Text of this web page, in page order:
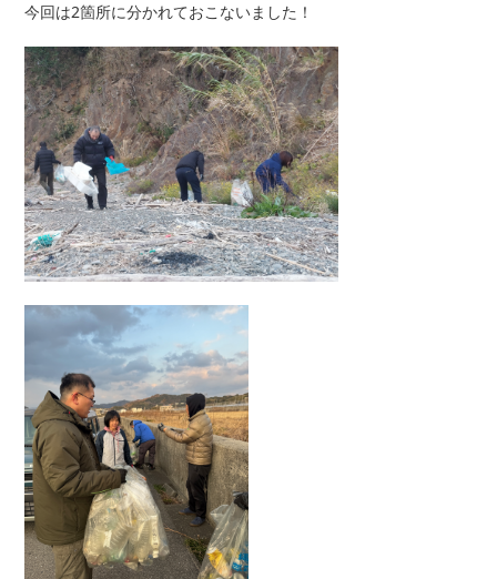
今回は2箇所に分かれておこないました！